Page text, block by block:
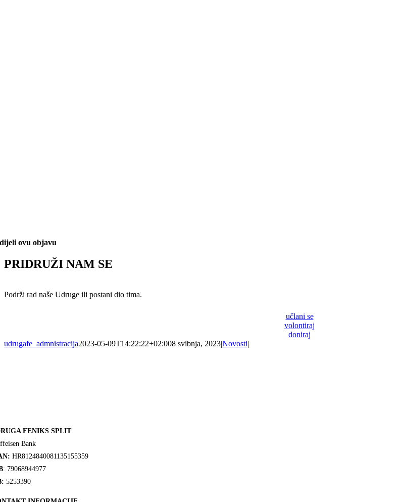
ovu objavu
PRIDRUŽI NAM SE
Podrži rad naše Udruge ili postani dio tima.
učlani se
volontiraj
doniraj
udrugafe_admnistracija2023-05-09T14:22:22+02:008 svibnja, 2023|Novosti|
FENIKS SPLIT
Bank
HR8124840081135155359
: 79068944977
5253390